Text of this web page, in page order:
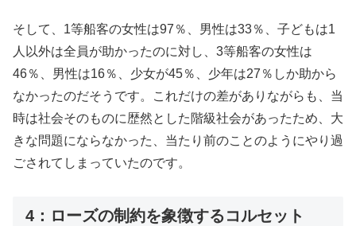
そして、1等船客の女性は97％、男性は33％、子どもは1
人以外は全員が助かったのに対し、3等船客の女性は
46％、男性は16％、少女が45％、少年は27％しか助から
なかったのだそうです。これだけの差がありながらも、当
時は社会そのものに歴然とした階級社会があったため、大
きな問題にならなかった、当たり前のことのようにやり過
ごされてしまっていたのです。
4：ローズの制約を象徴するコルセット